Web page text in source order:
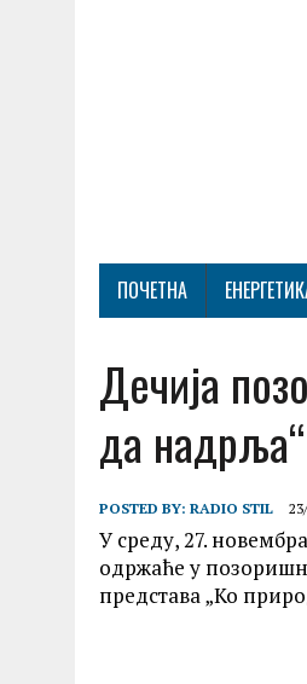
ПОЧЕТНА
Дечија
да надрља“
POSTED BY: RADIO STIL
У среду, 27.
одржаће у
представа „Ко